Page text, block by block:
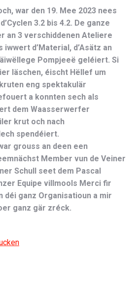
war den 19. Mee 2023 nees
3.2 bis 4.2. De ganze
an 3 verschiddenen Ateliere
d’Material, d’Asätz an
Pompjeeë geléiert. Si
läschen, éischt Hëllef um
eng spektakulär
a konnten sech als
dem Waasserwerfer
krut och nach
spendéiert.
grouss an deen een
Member vun de Veiner
Schull seet dem Pascal
Equipe villmools Merci fir
déi ganz Organisatioun a mir
ganz gär zréck.